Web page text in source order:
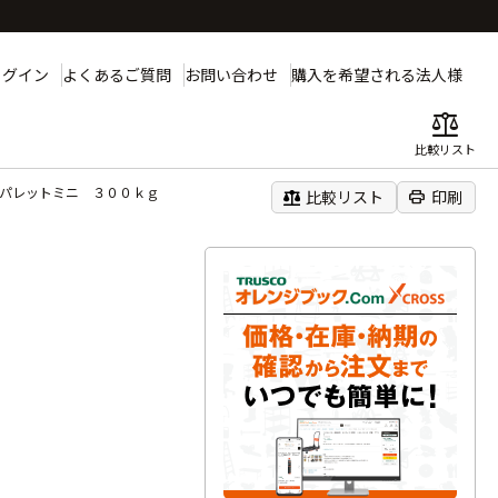
イン よくあるご質問 お問い合わせ 購入を希望される法人様
balance
比較リスト
レットミニ ３００ｋｇ balance 比較リスト print 印刷